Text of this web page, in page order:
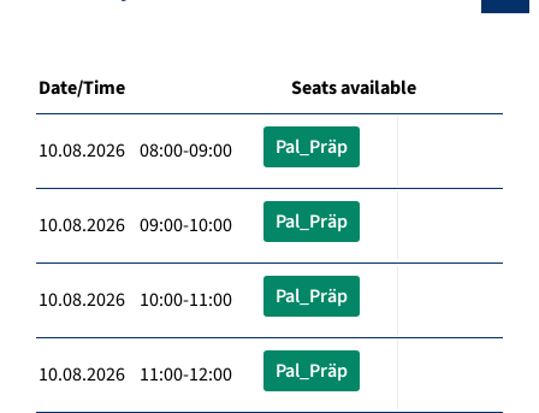
Date/Time Seats available
10.08.2026 08:00-09:00 Pal_Präp
10.08.2026 09:00-10:00 Pal_Präp
10.08.2026 10:00-11:00 Pal_Präp
10.08.2026 11:00-12:00 Pal_Präp